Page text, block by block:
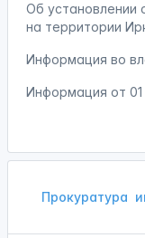
Об установлении
на территории
Информация во
Информация от
Прокуратура